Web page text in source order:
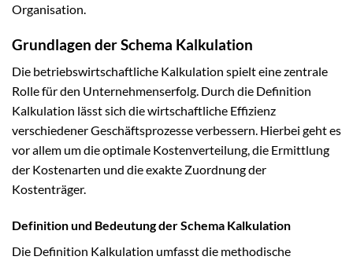
Organisation.
Grundlagen der Schema Kalkulation
Die betriebswirtschaftliche Kalkulation spielt eine zentrale
Rolle für den Unternehmenserfolg. Durch die Definition
Kalkulation lässt sich die wirtschaftliche Effizienz
verschiedener Geschäftsprozesse verbessern. Hierbei geht es
vor allem um die optimale Kostenverteilung, die Ermittlung
der Kostenarten und die exakte Zuordnung der
Kostenträger.
Definition und Bedeutung der Schema Kalkulation
Die Definition Kalkulation umfasst die methodische